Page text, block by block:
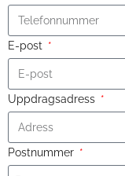
E-post
Uppdragsadress
Postnummer